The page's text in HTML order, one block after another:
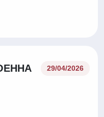
29/04/2026